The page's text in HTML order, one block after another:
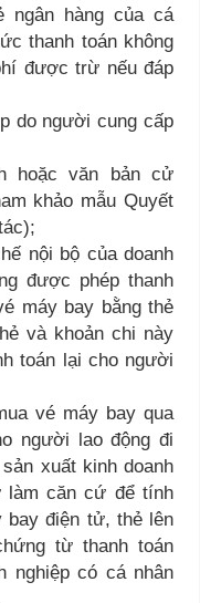
ngân hàng của cá
thanh toán không
được trừ nếu đáp
do người cung cấp
hoặc văn bản cử
khảo mẫu Quyết
nội bộ của doanh
được phép thanh
máy bay bằng thẻ
và khoản chi này
toán lại cho người
vé máy bay qua
người lao động đi
xuất kinh doanh
làm căn cứ để tính
điện tử, thẻ lên
từ thanh toán
nghiệp có cá nhân